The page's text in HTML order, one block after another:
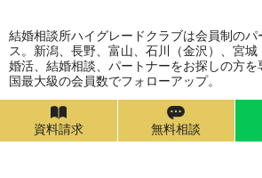
資料請求 無料相談
結婚相談所ハイグレードクラブは会員制の
ス。新潟、長野、富山、石川（金沢）、宮
婚活、結婚相談、パートナーをお探しの方
国最大級の会員数でフォローアップ。
結婚相談所・婚活ならハイグレードクラブ
produced by ZANMAI